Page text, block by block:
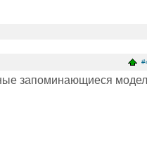
запоминающиеся